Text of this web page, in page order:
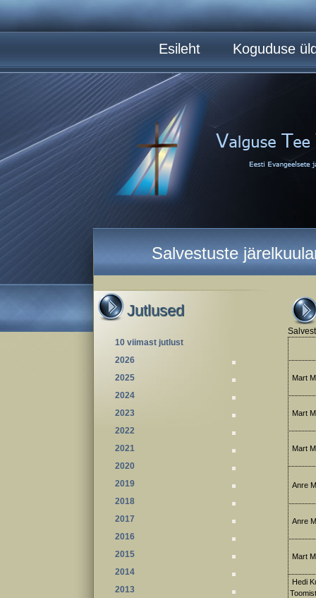
Jutlused
10 viimast jutlust
2026
2025
2024
2023
2022
2021
2020
2019
2018
2017
2016
2015
2014
2013
Mart
Mart
Mart
Anre
Anre
Mart
Hedi
Esileht Koguduse
Salvestuste